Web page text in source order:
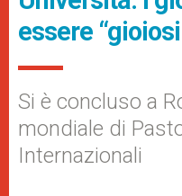
essere
Si è concluso a
mondiale di
Internazionali